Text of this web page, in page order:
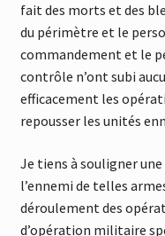
fait des morts et des
du périmètre et le
commandement et le
contrôle n’ont subi
efficacement les
repousser les unités
Je tiens à souligner
l’ennemi de telles
déroulement des
d’opération militaire